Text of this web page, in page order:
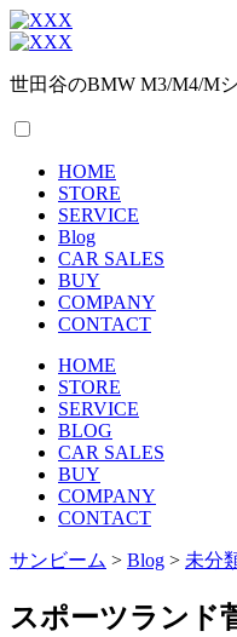
世田谷のBMW M3/M4/M
HOME
STORE
SERVICE
Blog
CAR SALES
BUY
COMPANY
CONTACT
HOME
STORE
SERVICE
BLOG
CAR SALES
BUY
COMPANY
CONTACT
サンビーム > Blog > 未分
スポーツランド